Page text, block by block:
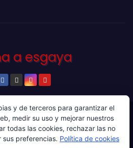
los derechos reservados.
Audiovisuales El
y de terceros para garantizar el
medir su uso y mejorar nuestros
todas las cookies, rechazar las no
sus preferencias. Política de cookies